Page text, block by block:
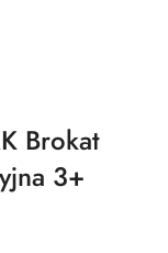
Brokat
3+